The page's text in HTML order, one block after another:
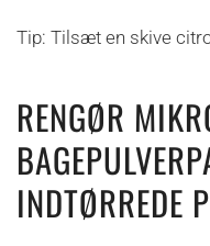
Tip: Tilsæt en skive
RENGØR
INDTØRREDE